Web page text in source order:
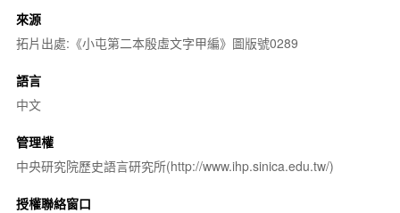
來源
拓片出處:《小屯第二本殷虛文字甲編》圖版號0289
語言
中文
管理權
中央研究院歷史語言研究所(http://www.ihp.sinica.edu.tw/)
授權聯絡窗口